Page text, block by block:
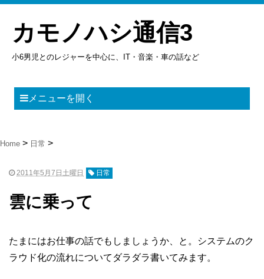
カモノハシ通信3
小6男児とのレジャーを中心に、IT・音楽・車の話など
メニューを開く
Home 日常
2011年5月7日土曜日 日常
雲に乗って
たまにはお仕事の話でもしましょうか、と。システムのク
ラウド化の流れについてダラダラ書いてみます。